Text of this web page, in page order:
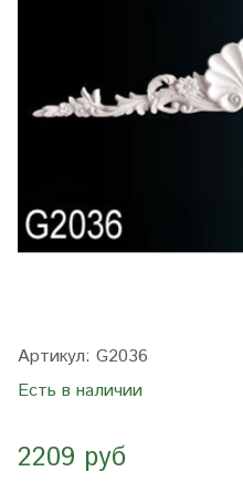
Артикул: G2036
Есть в наличии
2209 руб